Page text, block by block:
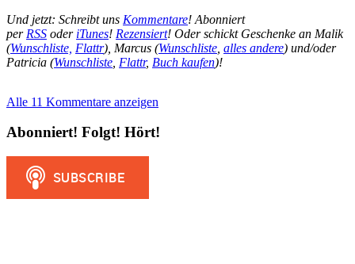
Und jetzt: Schreibt uns Kommentare! Abonniert
per RSS oder iTunes! Rezensiert! Oder schickt Geschenke an Malik
(Wunschliste, Flattr), Marcus (Wunschliste alles andere) und/oder
Patricia (Wunschliste Flattr, Buch kaufen)!
Alle 11 Kommentare anzeigen
Abonniert! Folgt! Hört!